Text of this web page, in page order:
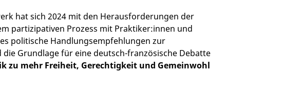
hat sich 2024 mit den Herausforderungen der
partizipativen Prozess mit Praktiker:innen und
politische Handlungsempfehlungen zur
Grundlage für eine deutsch-französische Debatte
zu mehr Freiheit, Gerechtigkeit und Gemeinwohl